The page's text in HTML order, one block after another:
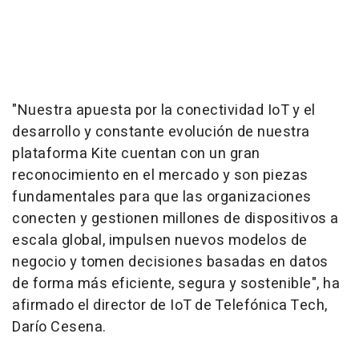
"Nuestra apuesta por la conectividad IoT y el
desarrollo y constante evolución de nuestra
plataforma Kite cuentan con un gran
reconocimiento en el mercado y son piezas
fundamentales para que las organizaciones
conecten y gestionen millones de dispositivos a
escala global, impulsen nuevos modelos de
negocio y tomen decisiones basadas en datos
de forma más eficiente, segura y sostenible", ha
afirmado el director de IoT de Telefónica Tech,
Darío Cesena.